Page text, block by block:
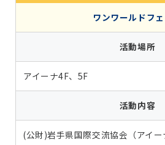
ワンワールドフ
活動場所
アイーナ4F、5F
活動内容
(公財)岩手県国際交流協会（アイ